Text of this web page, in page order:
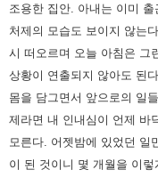
조용한 집안. 아내는 이미
처제의 모습도 보이지 않는
시 떠오르며 오늘 아침은 그
상황이 연출되지 않아도 된
몸을 담그면서 앞으로의 일
제라면 내 인내심이 언제 바
모른다. 어젯밤에 있었던 일
이 된 것이니 몇 개월을 이